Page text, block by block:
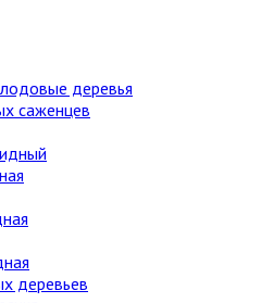
деревья
саженцев
деревьев